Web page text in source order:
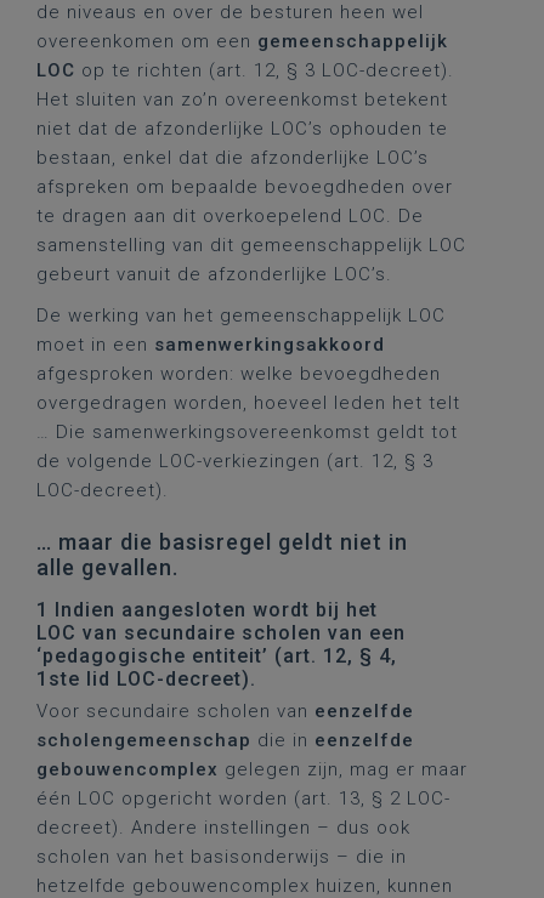
de niveaus en over de besturen heen wel
overeenkomen om een gemeenschappelijk
LOC op te richten (art. 12, § 3 LOC-decreet).
Het sluiten van zo’n overeenkomst betekent
niet dat de afzonderlijke LOC’s ophouden te
bestaan, enkel dat die afzonderlijke LOC’s
afspreken om bepaalde bevoegdheden over
te dragen aan dit overkoepelend LOC. De
samenstelling van dit gemeenschappelijk LOC
gebeurt vanuit de afzonderlijke LOC’s.
De werking van het gemeenschappelijk LOC
moet in een samenwerkingsakkoord
afgesproken worden: welke bevoegdheden
overgedragen worden, hoeveel leden het telt
… Die samenwerkingsovereenkomst geldt tot
de volgende LOC-verkiezingen (art. 12, § 3
LOC-decreet).
… maar die basisregel geldt niet in
alle gevallen.
1 Indien aangesloten wordt bij het
LOC van secundaire scholen van een
‘pedagogische entiteit’ (art. 12, § 4,
1ste lid LOC-decreet).
Voor secundaire scholen van eenzelfde
scholengemeenschap die in eenzelfde
gebouwencomplex gelegen zijn, mag er maar
één LOC opgericht worden (art. 13, § 2 LOC-
decreet). Andere instellingen – dus ook
scholen van het basisonderwijs – die in
hetzelfde gebouwencomplex huizen, kunnen